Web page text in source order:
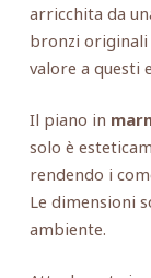
arricchita da
bronzi originali
valore a questi
Il piano in
solo è
rendendo i
Le dimensioni
ambiente.